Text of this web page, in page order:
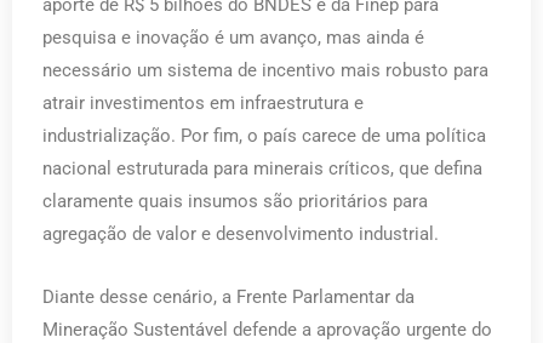
aporte de R$ 5 bilhões do BNDES e da Finep para
pesquisa e inovação é um avanço, mas ainda é
necessário um sistema de incentivo mais robusto para
atrair investimentos em infraestrutura e
industrialização. Por fim, o país carece de uma política
nacional estruturada para minerais críticos, que defina
claramente quais insumos são prioritários para
agregação de valor e desenvolvimento industrial.
Diante desse cenário, a Frente Parlamentar da
Mineração Sustentável defende a aprovação urgente do